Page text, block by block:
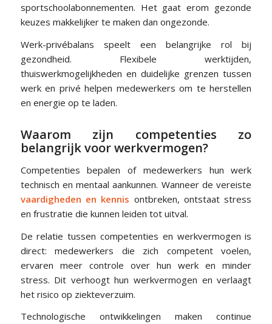
sportschoolabonnementen. Het gaat erom gezonde
keuzes makkelijker te maken dan ongezonde.
Werk-privébalans speelt een belangrijke rol bij
gezondheid. Flexibele werktijden,
thuiswerkmogelijkheden en duidelijke grenzen tussen
werk en privé helpen medewerkers om te herstellen
en energie op te laden.
Waarom zijn competenties zo
belangrijk voor werkvermogen?
Competenties bepalen of medewerkers hun werk
technisch en mentaal aankunnen. Wanneer de vereiste
vaardigheden en kennis ontbreken, ontstaat stress
en frustratie die kunnen leiden tot uitval.
De relatie tussen competenties en werkvermogen is
direct: medewerkers die zich competent voelen,
ervaren meer controle over hun werk en minder
stress. Dit verhoogt hun werkvermogen en verlaagt
het risico op ziekteverzuim.
Technologische ontwikkelingen maken continue